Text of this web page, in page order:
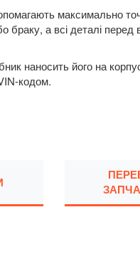
максимально
браку, а всі деталі перед
наносить його на
кодом.